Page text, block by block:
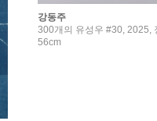
강동주
300개의 유성우 #30, 2025,
56cm